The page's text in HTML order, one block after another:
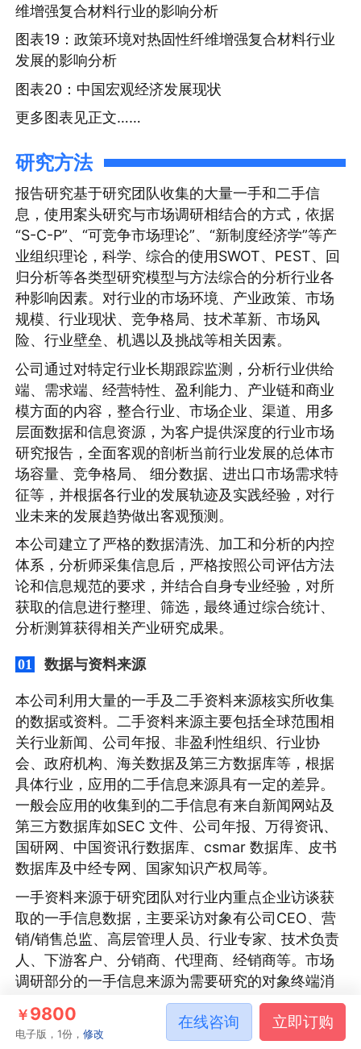
维增强复合材料行业的影响分析
图表19：政策环境对热固性纤维增强复合材料行业
发展的影响分析
图表20：中国宏观经济发展现状
更多图表见正文……
研究方法
报告研究基于研究团队收集的大量一手和二手信
息，使用案头研究与市场调研相结合的方式，依据
“S-C-P”、“可竞争市场理论”、“新制度经济学”等产
业组织理论，科学、综合的使用SWOT、PEST、回
归分析等各类型研究模型与方法综合的分析行业各
种影响因素。对行业的市场环境、产业政策、市场
规模、行业现状、竞争格局、技术革新、市场风
险、行业壁垒、机遇以及挑战等相关因素。
公司通过对特定行业长期跟踪监测，分析行业供给
端、需求端、经营特性、盈利能力、产业链和商业
模方面的内容，整合行业、市场企业、渠道、用多
层面数据和信息资源，为客户提供深度的行业市场
研究报告，全面客观的剖析当前行业发展的总体市
场容量、竞争格局、 细分数据、进出口市场需求特
征等，并根据各行业的发展轨迹及实践经验，对行
业未来的发展趋势做出客观预测。
本公司建立了严格的数据清洗、加工和分析的内控
体系，分析师采集信息后，严格按照公司评估方法
论和信息规范的要求，并结合自身专业经验，对所
获取的信息进行整理、筛选，最终通过综合统计、
分析测算获得相关产业研究成果。
01 数据与资料来源
本公司利用大量的一手及二手资料来源核实所收集
的数据或资料。二手资料来源主要包括全球范围相
关行业新闻、公司年报、非盈利性组织、行业协
会、政府机构、海关数据及第三方数据库等，根据
具体行业，应用的二手信息来源具有一定的差异。
一般会应用的收集到的二手信息有来自新闻网站及
第三方数据库如SEC 文件、公司年报、万得资讯、
国研网、中国资讯行数据库、csmar 数据库、皮书
数据库及中经专网、国家知识产权局等。
一手资料来源于研究团队对行业内重点企业访谈获
取的一手信息数据，主要采访对象有公司CEO、营
销/销售总监、高层管理人员、行业专家、技术负责
人、下游客户、分销商、代理商、经销商等。市场
调研部分的一手信息来源为需要研究的对象终端消
￥9800
电子版，1份，修改
在线咨询 立即订购